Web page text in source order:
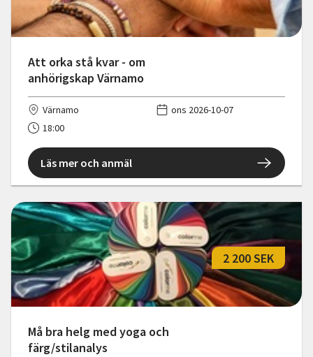
Att orka stå kvar - om
anhörigskap Värnamo
Värnamo
ons 2026-10-07
18:00
Läs mer och anmäl
Må bra helg med yoga och
färg/stilanalys
2 200 SEK